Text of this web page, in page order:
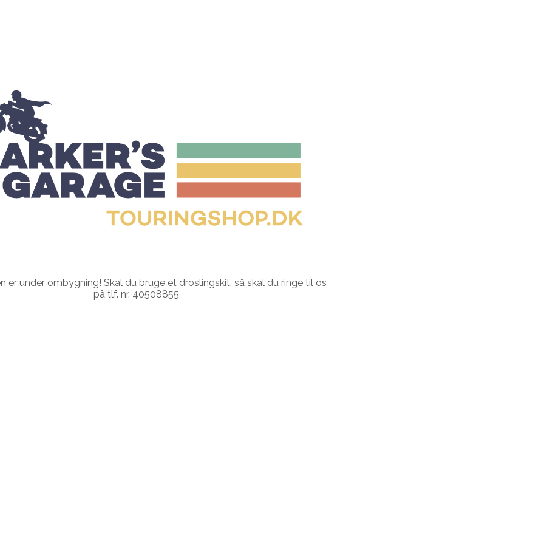
er under ombygning! Skal du bruge et droslingskit, så skal du ringe til os
på tlf. nr. 40508855